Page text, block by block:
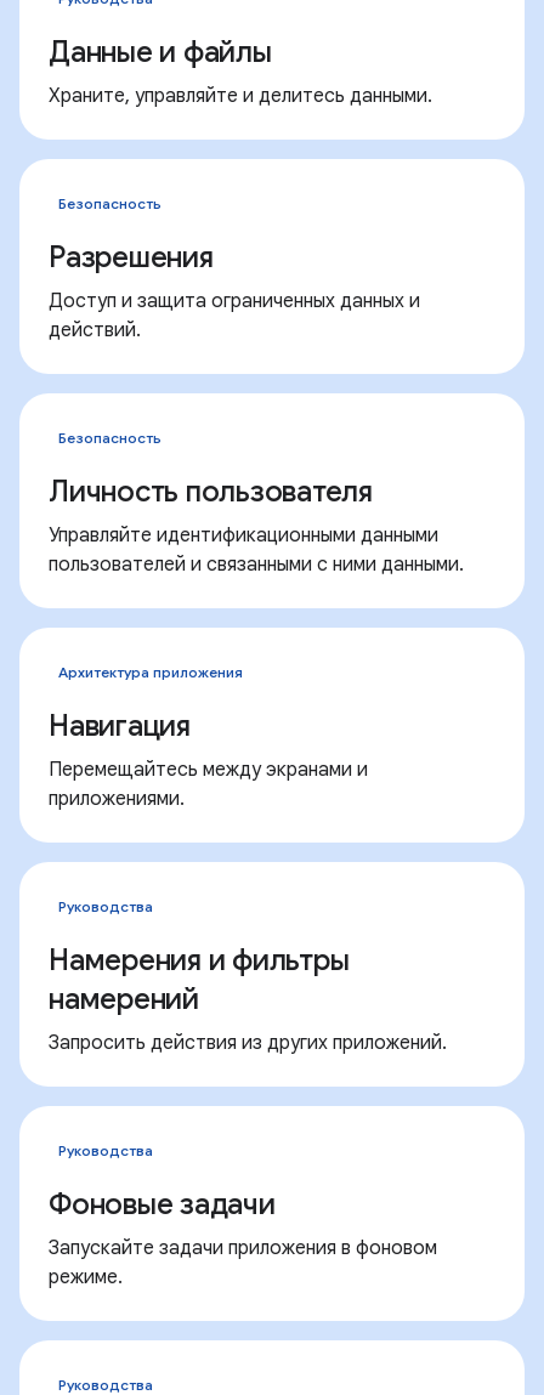
Данные и файлы
Храните, управляйте и делитесь данными.
Безопасность
Разрешения
Доступ и защита ограниченных данных и
действий.
Безопасность
Личность пользователя
Управляйте идентификационными данными
пользователей и связанными с ними данными.
Архитектура приложения
Навигация
Перемещайтесь между экранами и
приложениями.
Руководства
Намерения и фильтры
намерений
Запросить действия из других приложений.
Руководства
Фоновые задачи
Запускайте задачи приложения в фоновом
режиме.
Руководства